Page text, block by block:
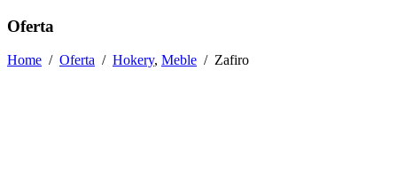
Oferta
Home / Oferta / Hokery, Meble / Zafiro